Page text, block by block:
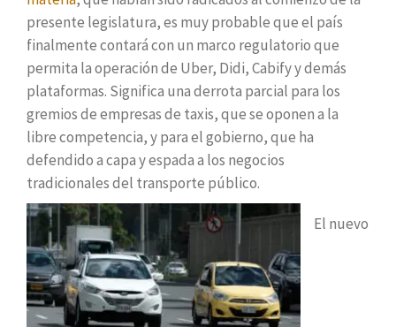
presente legislatura, es muy probable que el país
finalmente contará con un marco regulatorio que
permita la operación de Uber, Didi, Cabify y demás
plataformas. Significa una derrota parcial para los
gremios de empresas de taxis, que se oponen a la
libre competencia, y para el gobierno, que ha
defendido a capa y espada a los negocios
tradicionales del transporte público.
El nuevo